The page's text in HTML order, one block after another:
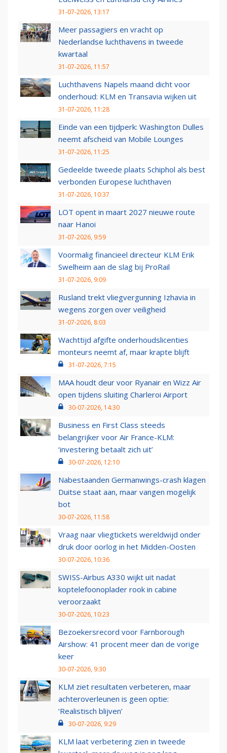
31-07-2026, 13:17
Meer passagiers en vracht op
Nederlandse luchthavens in tweede
kwartaal
31-07-2026, 11:57
Luchthavens Napels maand dicht voor
onderhoud: KLM en Transavia wijken uit
31-07-2026, 11:28
Einde van een tijdperk: Washington Dulles
neemt afscheid van Mobile Lounges
31-07-2026, 11:25
Gedeelde tweede plaats Schiphol als best
verbonden Europese luchthaven
31-07-2026, 10:37
LOT opent in maart 2027 nieuwe route
naar Hanoi
31-07-2026, 9:59
Voormalig financieel directeur KLM Erik
Swelheim aan de slag bij ProRail
31-07-2026, 9:09
Rusland trekt vliegvergunning Izhavia in
wegens zorgen over veiligheid
31-07-2026, 8:03
Wachttijd afgifte onderhoudslicenties
monteurs neemt af, maar krapte blijft
31-07-2026, 7:15
MAA houdt deur voor Ryanair en Wizz Air
open tijdens sluiting Charleroi Airport
30-07-2026, 14:30
Business en First Class steeds
belangrijker voor Air France-KLM:
‘investering betaalt zich uit’
30-07-2026, 12:10
Nabestaanden Germanwings-crash klagen
Duitse staat aan, maar vangen mogelijk
bot
30-07-2026, 11:58
Vraag naar vliegtickets wereldwijd onder
druk door oorlog in het Midden-Oosten
30-07-2026, 10:36
SWISS-Airbus A330 wijkt uit nadat
koptelefoonoplader rook in cabine
veroorzaakt
30-07-2026, 10:23
Bezoekersrecord voor Farnborough
Airshow: 41 procent meer dan de vorige
keer
30-07-2026, 9:30
KLM ziet resultaten verbeteren, maar
achteroverleunen is geen optie:
‘Realistisch blijven’
30-07-2026, 9:29
KLM laat verbetering zien in tweede